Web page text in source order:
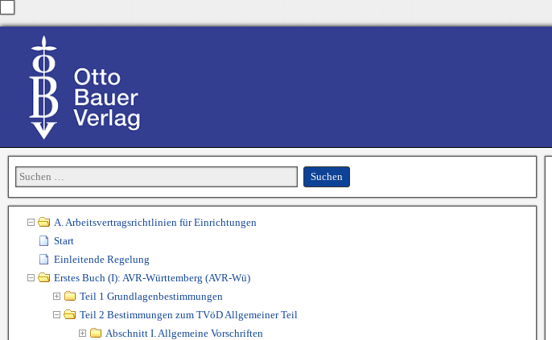
A. Arbeitsvertragsrichtlinien für Einrichtungen
Start
Einleitende Regelung
Erstes Buch (I): AVR-Württemberg (AVR-Wü)
Teil 1 Grundlagenbestimmungen
Teil 2 Bestimmungen zum TVöD Allgemeiner Teil
Abschnitt I. Allgemeine Vorschriften